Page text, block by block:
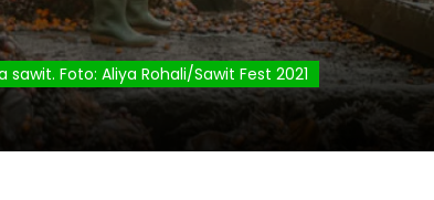
Foto: Aliya Rohali/Sawit Fest 2021